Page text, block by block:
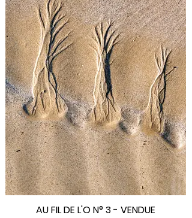
AU FIL DE L'O N° 3 - VENDUE